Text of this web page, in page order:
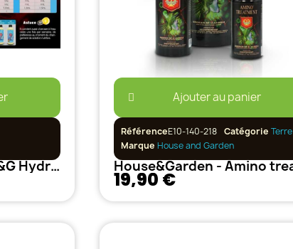
Schéma de culture H&G Hydro et Coco
Ajouter au panier
RéférenceE10-140-218 CatégorieTerre
Marque House and Garden
19,90 €